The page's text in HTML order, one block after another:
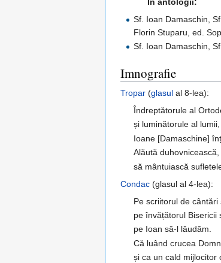
Sf. Ioan Damaschin, Sf.
Florin Stuparu, ed.
Sf. Ioan Damaschin, Sf.
Imnografie
Tropar (glasul al 8-lea):
Îndreptătorule al
și luminătorule al
Ioane [Damaschine]
Alăută
să mântuiască
Condac (glasul al 4-lea):
Pe scriitorul de cântări
pe învățătorul Bisericii
pe Ioan să-l lăudăm.
Că luând crucea
și ca un cald mijlocitor